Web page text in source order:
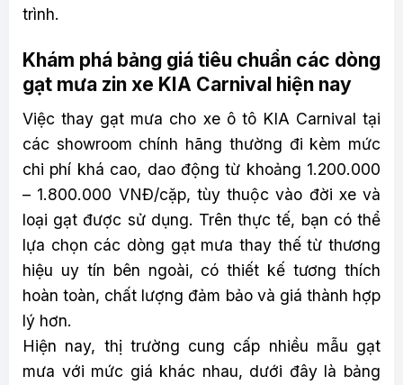
trình.
Khám phá bảng giá tiêu chuẩn các dòng
gạt mưa zin xe KIA Carnival hiện nay
Việc thay gạt mưa cho xe ô tô KIA Carnival tại
các showroom chính hãng thường đi kèm mức
chi phí khá cao, dao động từ khoảng 1.200.000
– 1.800.000 VNĐ/cặp, tùy thuộc vào đời xe và
loại gạt được sử dụng. Trên thực tế, bạn có thể
lựa chọn các dòng gạt mưa thay thế từ thương
hiệu uy tín bên ngoài, có thiết kế tương thích
hoàn toàn, chất lượng đảm bảo và giá thành hợp
lý hơn.
Hiện nay, thị trường cung cấp nhiều mẫu gạt
mưa với mức giá khác nhau, dưới đây là bảng